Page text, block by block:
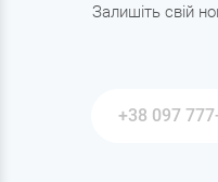
Залишіть свій